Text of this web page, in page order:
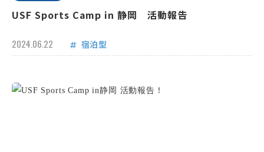
USF Sports Camp in 静岡 活動報告
2024.06.22 宿泊型